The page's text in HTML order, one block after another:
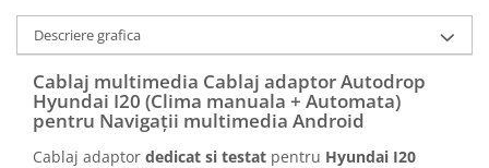
Descriere grafica
Cablaj multimedia Cablaj adaptor Autodrop
Hyundai I20 (Clima manuala + Automata)
pentru Navigații multimedia Android
Cablaj adaptor dedicat si testat pentru Hyundai I20